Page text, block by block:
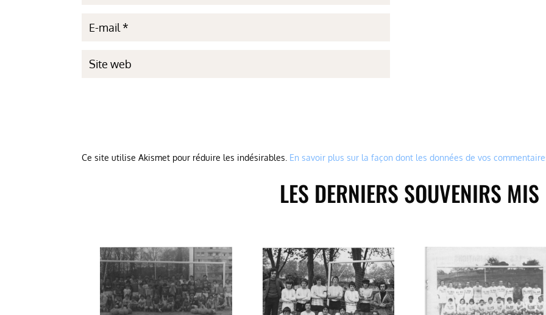
Ce site utilise Akismet pour réduire les indésirables. En savoir plus sur la façon dont les données de vos
LES DERNIERS SOUVENIRS MIS